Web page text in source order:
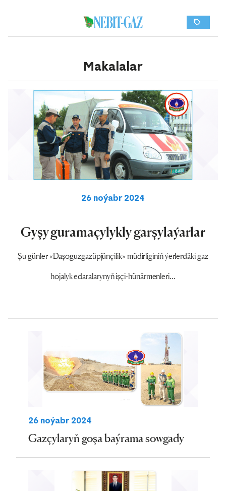
Makalalar
26 noýabr 2024
Gyşy guramaçylykly garşylaýarlar
Şu günler «Daşoguzgazüpjünçilik» müdirliginiň ýerlerdäki gaz
hojalyk edaralarynyň işçi-hünärmenleri...
26 noýabr 2024
Gazçylaryň goşa baýrama sowgady